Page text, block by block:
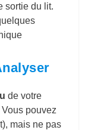
sortie du lit.
de votre
pouvez
mais ne pas